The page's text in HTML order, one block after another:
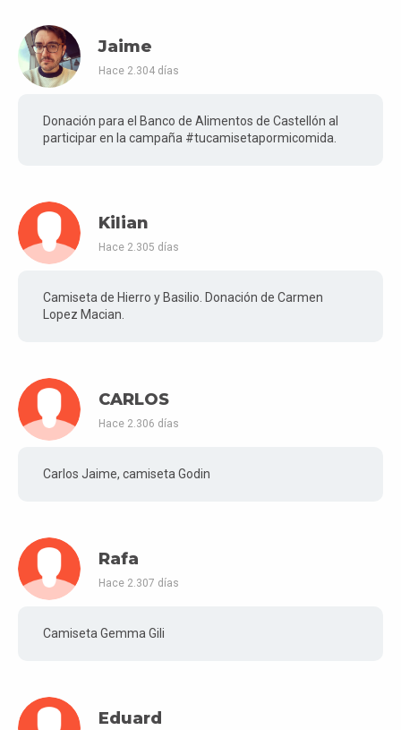
Jaime
Hace 2.304 días
Donación para el Banco de Alimentos de Castellón al
participar en la campaña #tucamisetapormicomida.
Kilian
Hace 2.305 días
Camiseta de Hierro y Basilio. Donación de Carmen
Lopez Macian.
CARLOS
Hace 2.306 días
Carlos Jaime, camiseta Godin
Rafa
Hace 2.307 días
Camiseta Gemma Gili
Eduard